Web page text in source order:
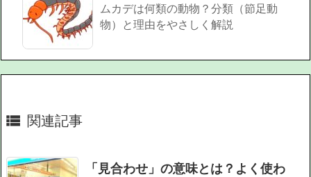
ムカデは何類の動物？分類（節足動
物）と理由をやさしく解説
 関連記事
「見合わせ」の意味とは？よく使わ